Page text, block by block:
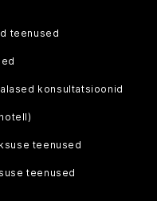
teenused
konsultatsioonid
teenused
teenused